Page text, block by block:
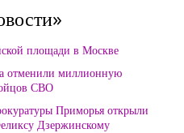
площади в Москве
отменили миллионную
СВО
Приморья открыли
Дзержинскому